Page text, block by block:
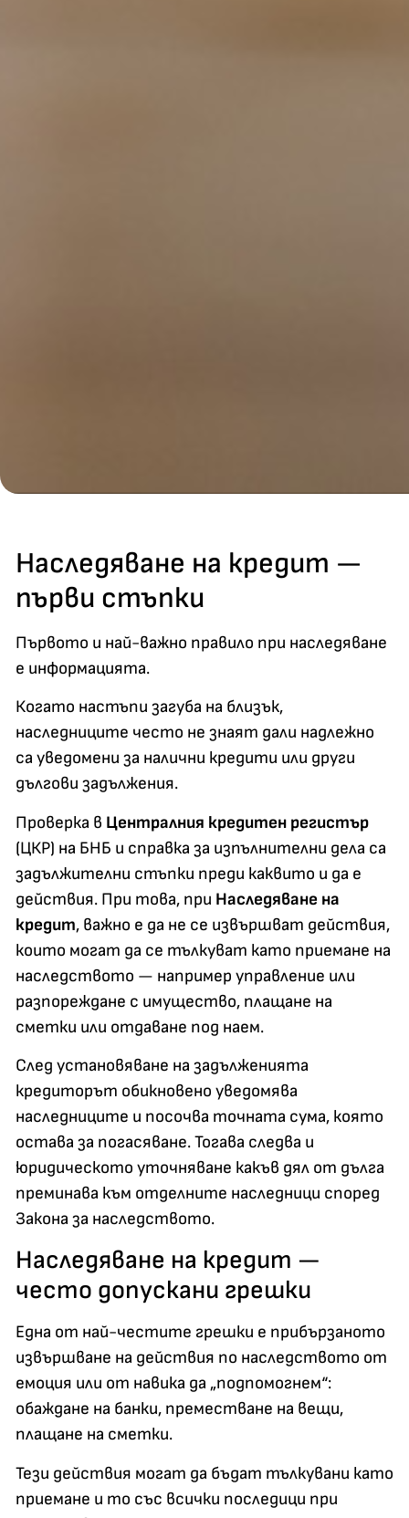
Наследяване на кредит —
първи стъпки
Първото и най-важно правило при наследяване
е информацията.
Когато настъпи загуба на близък,
наследниците често не знаят дали надлежно
са уведомени за налични кредити или други
дългови задължения.
Проверка в Централния кредитен регистър
(ЦКР) на БНБ и справка за изпълнителни дела са
задължителни стъпки преди каквито и да е
действия. При това, при Наследяване на
кредит, важно е да не се извършват действия,
които могат да се тълкуват като приемане на
наследството — например управление или
разпореждане с имущество, плащане на
сметки или отдаване под наем.
След установяване на задълженията
кредиторът обикновено уведомява
наследниците и посочва точната сума, която
остава за погасяване. Тогава следва и
юридическото уточняване какъв дял от дълга
преминава към отделните наследници според
Закона за наследството.
Наследяване на кредит —
често допускани грешки
Една от най-честите грешки е прибързаното
извършване на действия по наследството от
емоция или от навика да „подпомогнем“:
обаждане на банки, преместване на вещи,
плащане на сметки.
Тези действия могат да бъдат тълкувани като
приемане и то със всички последици при